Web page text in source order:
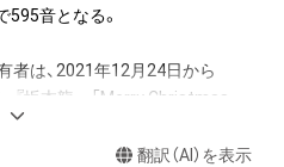
595音となる。
者は、2021年12月24日から
『坂本龍一「Merry Christmas
できる権利NFT』のオークション
購入者限定の特典として、
翻訳（AI）を表示